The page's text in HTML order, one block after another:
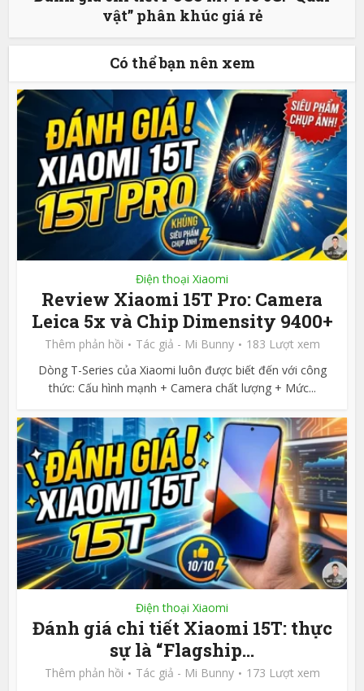
vật” phân khúc giá rẻ
Có thể bạn nên xem
Điện thoại Xiaomi
Review Xiaomi 15T Pro: Camera
Leica 5x và Chip Dimensity 9400+
Thêm phản hồi Tác giả - Mi Bunny
183 Lượt xem
Dòng T-Series của Xiaomi luôn được biết đến với công
thức: Cấu hình mạnh + Camera chất lượng + Mức...
Điện thoại Xiaomi
Đánh giá chi tiết Xiaomi 15T: thực
sự là “Flagship...
Thêm phản hồi Tác giả - Mi Bunny
173 Lượt xem